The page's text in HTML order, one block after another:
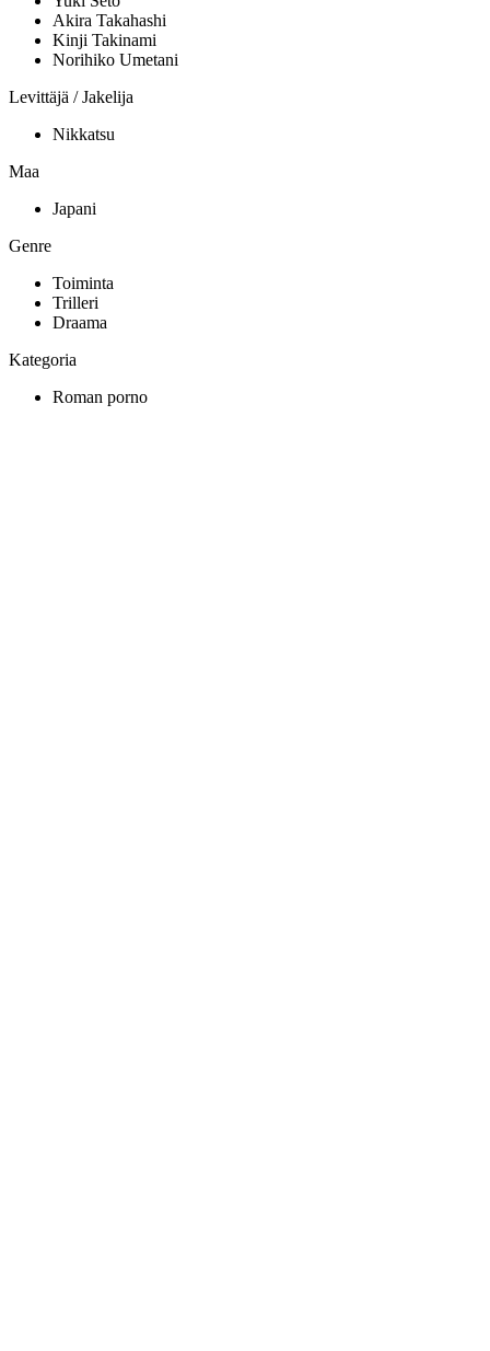
Akira Takahashi
Kinji Takinami
Norihiko Umetani
Levittäjä / Jakelija
Nikkatsu
Maa
Japani
Genre
Toiminta
Trilleri
Draama
Kategoria
Roman porno